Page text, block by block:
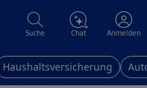
Suche Chat Anmelden
Haushaltsversicherung